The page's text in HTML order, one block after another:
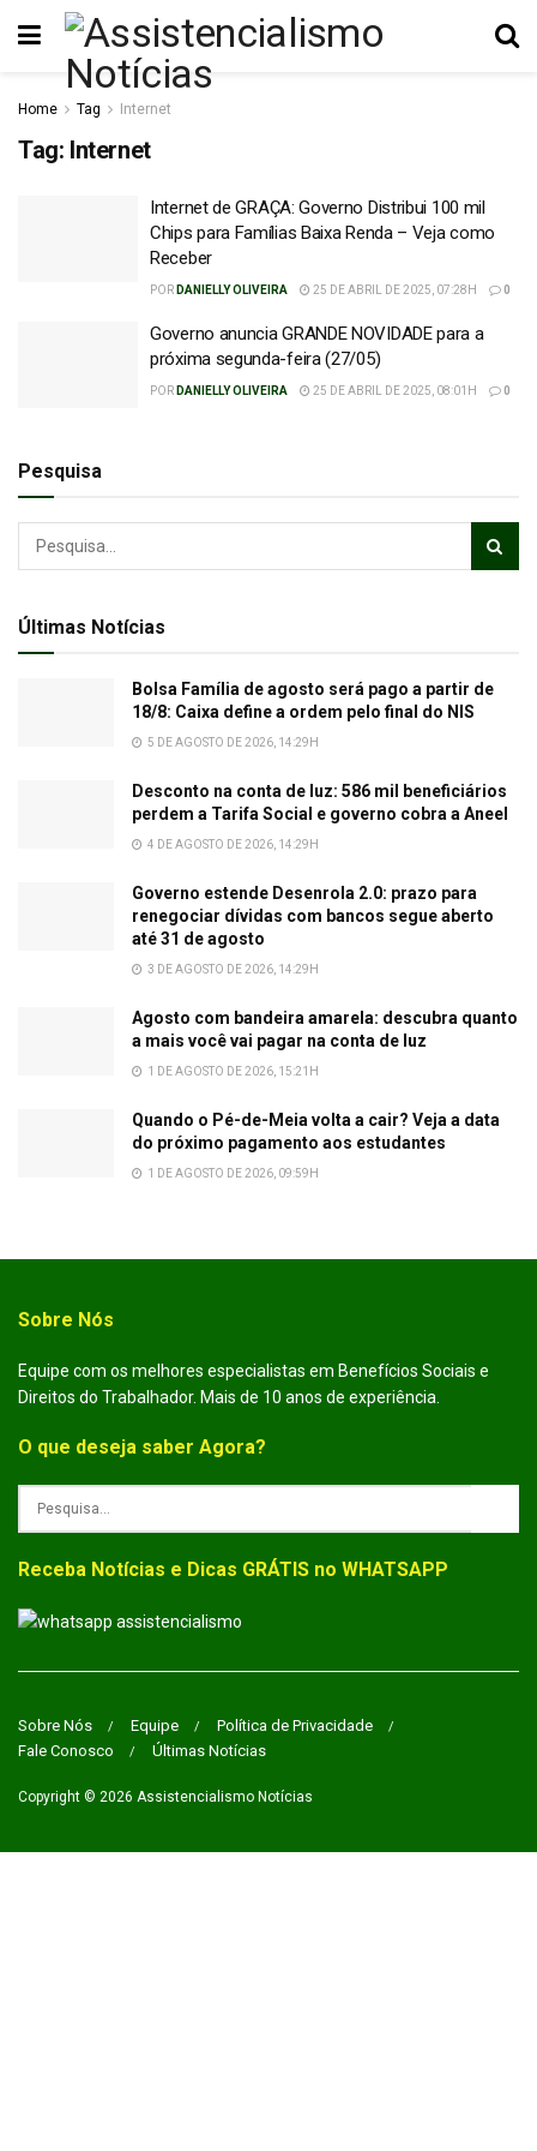
Home Tag Internet
Tag: Internet
Internet de GRAÇA: Governo Distribui 100 mil
Chips para Famílias Baixa Renda – Veja como
Receber
POR DANIELLY OLIVEIRA 25 DE ABRIL DE 2025, 07:28H 0
Governo anuncia GRANDE NOVIDADE para a
próxima segunda-feira (27/05)
POR DANIELLY OLIVEIRA 25 DE ABRIL DE 2025, 08:01H 0
Pesquisa
Últimas Notícias
Bolsa Família de agosto será pago a partir de
18/8: Caixa define a ordem pelo final do NIS
5 DE AGOSTO DE 2026, 14:29H
Desconto na conta de luz: 586 mil beneficiários
perdem a Tarifa Social e governo cobra a Aneel
4 DE AGOSTO DE 2026, 14:29H
Governo estende Desenrola 2.0: prazo para
renegociar dívidas com bancos segue aberto
até 31 de agosto
3 DE AGOSTO DE 2026, 14:29H
Agosto com bandeira amarela: descubra quanto
a mais você vai pagar na conta de luz
1 DE AGOSTO DE 2026, 15:21H
Quando o Pé-de-Meia volta a cair? Veja a data
do próximo pagamento aos estudantes
1 DE AGOSTO DE 2026, 09:59H
Sobre Nós
Equipe com os melhores especialistas em Benefícios Sociais e
Direitos do Trabalhador. Mais de 10 anos de experiência.
O que deseja saber Agora?
Receba Notícias e Dicas GRÁTIS no WHATSAPP
Sobre Nós Equipe
Política de Privacidade
Fale Conosco
Últimas Notícias
Copyright © 2026 Assistencialismo Notícias